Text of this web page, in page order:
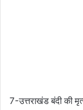
7-उत्तराखंड बंदी की